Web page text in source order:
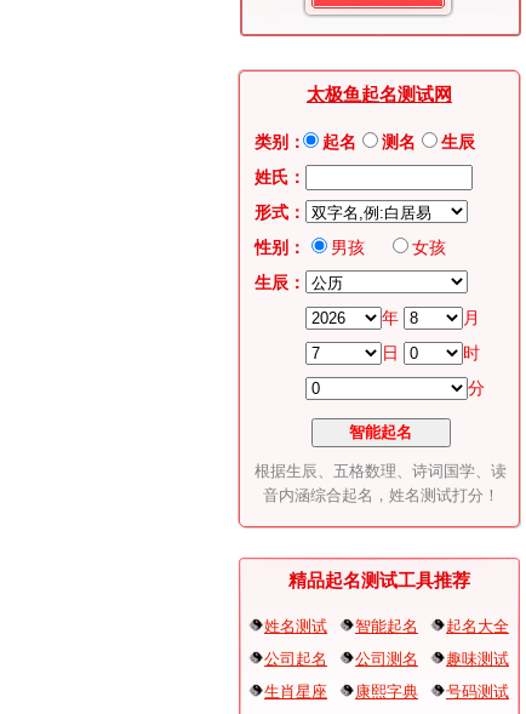
太极鱼起名测试网
类别： 起名 测名
生辰
姓氏：
形式：
性别：
男孩
女孩
生辰：
年
月
日
时
分
根据生辰、五格数理、诗词国学、读
音内涵综合起名，姓名测试打分！
精品起名测试工具推荐
姓名测试 智能起名
起名大全
公司起名
公司测名
趣味测试
生肖星座
康熙字典
号码测试